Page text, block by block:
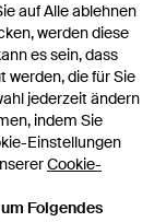
auf Alle ablehnen
werden diese
es sein, dass
werden, die für Sie
jederzeit ändern
indem Sie
Einstellungen
Cookie-
Folgendes